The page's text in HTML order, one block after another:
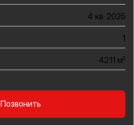
4 кв. 2025
1
42.11 м2
Позвонить